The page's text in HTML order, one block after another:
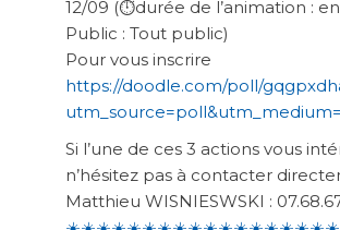
12/09 (⏱durée de l’animation :
Public : Tout public)
Pour vous inscrire
https://doodle.com/poll/
Si l’une de ces 3 actions vous
n’hésitez pas à contacter
Matthieu WISNIESWSKI :